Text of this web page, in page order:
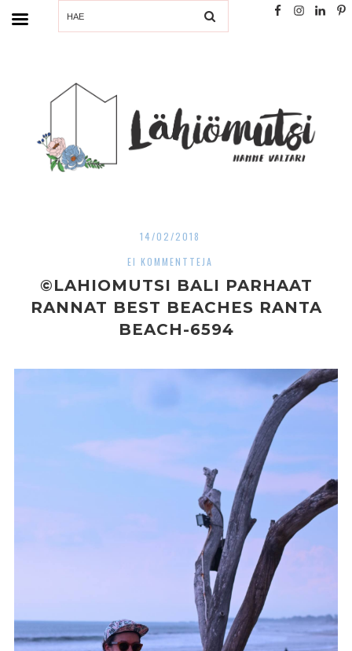
SEARCH
14/02/2018
EI KOMMENTTEJA
©LAHIOMUTSI BALI PARHAAT
RANNAT BEST BEACHES RANTA
BEACH-6594